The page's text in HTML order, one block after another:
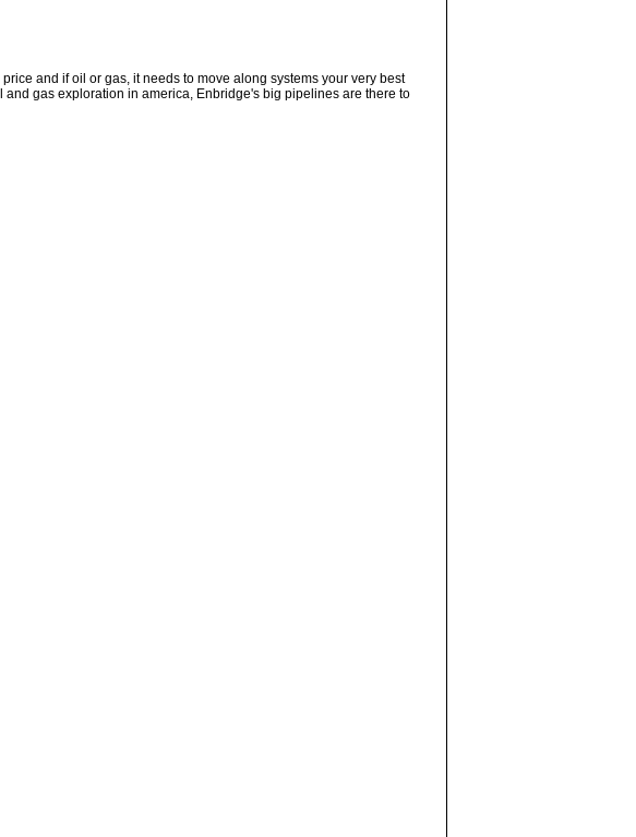
and if oil or gas, it needs to move along systems your very best
gas exploration in america, Enbridge's big pipelines are there to